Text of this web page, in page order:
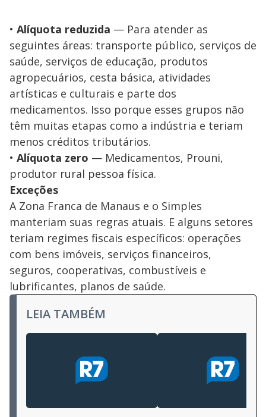
• Alíquota reduzida — Para atender as
seguintes áreas: transporte público, serviços de
saúde, serviços de educação, produtos
agropecuários, cesta básica, atividades
artísticas e culturais e parte dos
medicamentos. Isso porque esses grupos não
têm muitas etapas como a indústria e teriam
menos créditos tributários.
• Alíquota zero — Medicamentos, Prouni,
produtor rural pessoa física.
Exceções
A Zona Franca de Manaus e o Simples
manteriam suas regras atuais. E alguns setores
teriam regimes fiscais específicos: operações
com bens imóveis, serviços financeiros,
seguros, cooperativas, combustíveis e
lubrificantes, planos de saúde.
LEIA TAMBÉM